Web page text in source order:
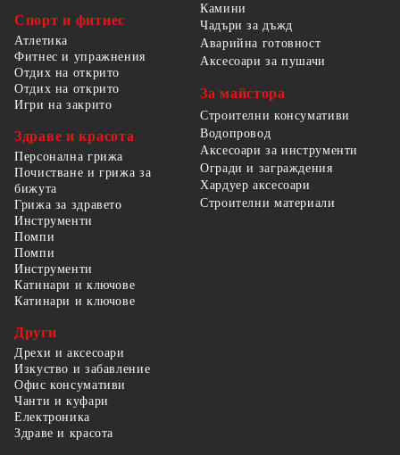
Спорт и фитнес
Атлетика
Фитнес и упражнения
Отдих на открито
Отдих на открито
Игри на закрито
Здраве и красота
Персонална грижа
Почистване и грижа за
бижута
Грижа за здравето
Камини
Чадъри за дъжд
Аварийна готовност
Аксесоари за пушачи
За майстора
Строителни консумативи
Водопровод
Аксесоари за инструменти
Огради и заграждения
Хардуер аксесоари
Строителни материали
Инструменти
Помпи
Помпи
Инструменти
Катинари и ключове
Катинари и ключове
Други
Дрехи и аксесоари
Изкуство и забавление
Офис консумативи
Чанти и куфари
Електроника
Здраве и красота